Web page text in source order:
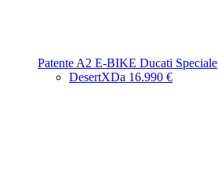
Patente A2 E-BIKE Ducati Speciale
DesertXDa 16.990 €